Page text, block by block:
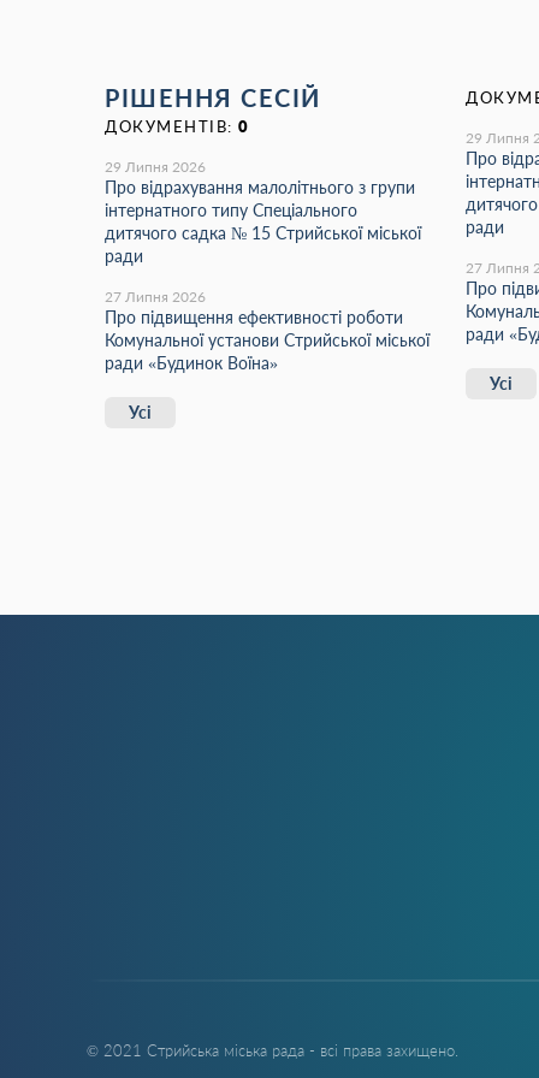
РІШЕННЯ СЕСІЙ
ДОКУМЕНТІВ: 0
29 Липня 2026
Про відрахування малолітнього з групи
інтернатного типу Спеціального
дитячого садка № 15 Стрийської міської
ради
27 Липня 2026
Про підвищення ефективності роботи
Комунальної установи Стрийської міської
ради «Будинок Воїна»
Усі
29 Липня
Про
ради
27 Липня
Про
ради
Усі
© 2021 Стрийська міська рада - всі права захищено.